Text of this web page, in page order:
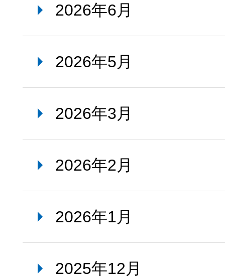
2026年6月
2026年5月
2026年3月
2026年2月
2026年1月
2025年12月